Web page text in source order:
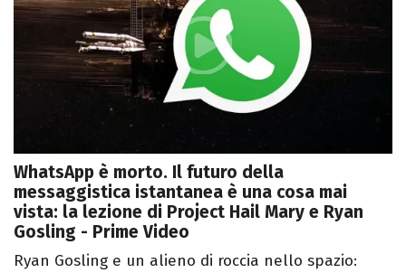
WhatsApp è morto. Il futuro della
messaggistica istantanea è una cosa mai
vista: la lezione di Project Hail Mary e Ryan
Gosling - Prime Video
Ryan Gosling e un alieno di roccia nello spazio: